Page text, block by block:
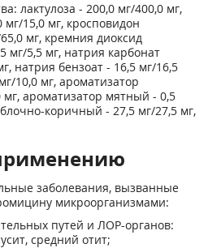
лактулоза - 200,0 мг/400,0 мг,
мг/15,0 мг, кросповидон
мг, кремния диоксид
мг/5,5 мг, натрия карбонат
натрия бензоат - 16,5 мг/16,5
10,0 мг, ароматизатор
ароматизатор мятный - 0,5
коричный - 27,5 мг/27,5 мг,
заболевания, вызванные
микроорганизмами:
путей и ЛОР-органов:
средний отит;